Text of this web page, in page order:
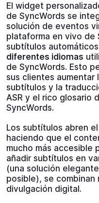
El widget
de SyncWords se
solución de eventos
plataforma en vivo de
subtítulos
diferentes idiomas
de SyncWords. Esto
sus clientes aumentar
subtítulos y la
ASR y el rico glosario
SyncWords.
Los subtítulos abren
haciendo que el
mucho más accesible
añadir subtítulos en
(una solución
posible), se combinan
divulgación digital.